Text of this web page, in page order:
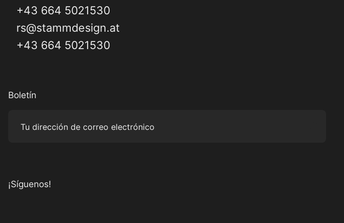
+43 664 5021530
rs@stammdesign.at
+43 664 5021530
Boletín
Tu dirección de correo electrónico
¡Síguenos!